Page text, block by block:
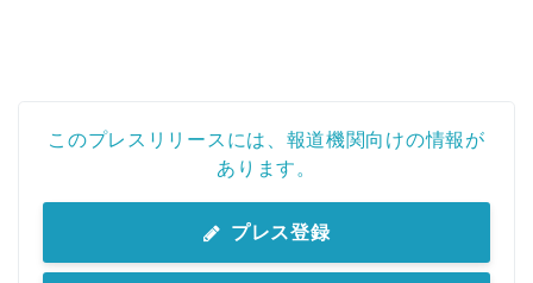
このプレスリリースには、報道機関向けの情報が
あります。
プレス登録